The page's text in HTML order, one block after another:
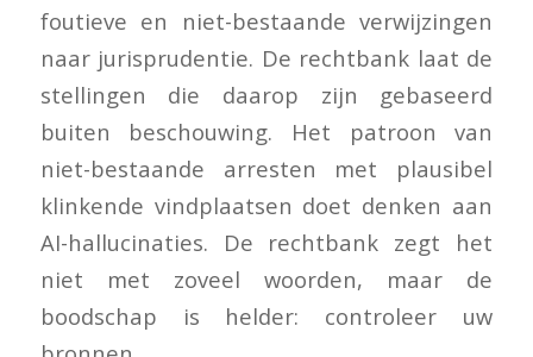
foutieve en niet-bestaande verwijzingen
naar jurisprudentie. De rechtbank laat de
stellingen die daarop zijn gebaseerd
buiten beschouwing. Het patroon van
niet-bestaande arresten met plausibel
klinkende vindplaatsen doet denken aan
AI-hallucinaties. De rechtbank zegt het
niet met zoveel woorden, maar de
boodschap is helder: controleer uw